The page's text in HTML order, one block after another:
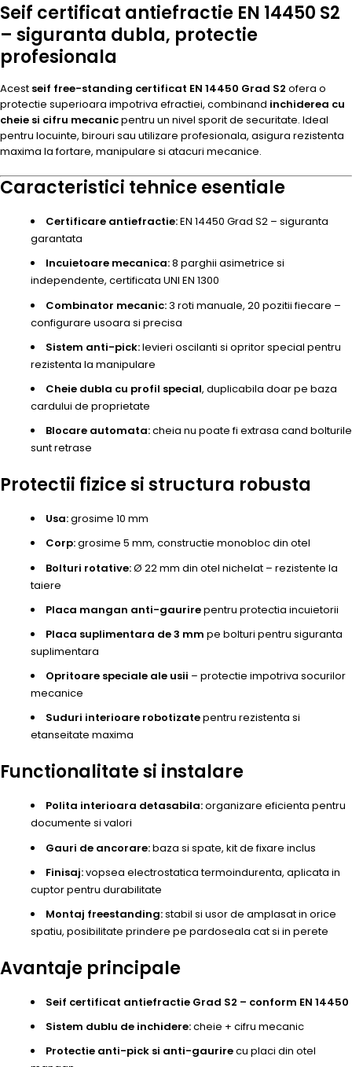
Seif certificat antiefractie EN 14450 S2
– siguranta dubla, protectie
profesionala
Acest seif free-standing certificat EN 14450 Grad S2 ofera o
protectie superioara impotriva efractiei, combinand inchiderea cu
cheie si cifru mecanicpentru un nivel sporit de securitate. Ideal
pentru locuinte, birouri sau utilizare profesionala, asigura rezistenta
maxima la fortare, manipulare si atacuri mecanice.
Caracteristici tehnice esentiale
Certificare antiefractie:EN 14450 Grad S2 – siguranta
garantata
Incuietoare mecanica:8 parghii asimetrice si
independente, certificata UNI EN 1300
Combinator mecanic:3 roti manuale, 20 pozitii fiecare –
configurare usoara si precisa
Sistem anti-pick:levieri oscilanti si opritor special pentru
rezistenta la manipulare
Cheie dubla cu profil special, duplicabila doar pe baza
cardului de proprietate
Blocare automata:cheia nu poate fi extrasa cand bolturile
sunt retrase
Protectii fizice si structura robusta
Usa:grosime 10 mm
Corp:grosime 5 mm, constructie monobloc din otel
Bolturi rotative:Ø 22 mm din otel nichelat – rezistente la
taiere
Placa mangan anti-gaurirepentru protectia incuietorii
Placa suplimentara de 3 mm pe bolturi pentru siguranta
suplimentara
Opritoare speciale ale usii – protectie impotriva socurilor
mecanice
Suduri interioare robotizatepentru rezistenta si
etanseitate maxima
Functionalitate si instalare
Polita interioara detasabila:organizare eficienta pentru
documente si valori
Gauri de ancorare:baza si spate, kit de fixare inclus
Finisaj:vopsea electrostatica termoindurenta, aplicata in
cuptor pentru durabilitate
Montaj freestanding:stabil si usor de amplasat in orice
spatiu, posibilitate prindere pe pardoseala cat si in perete
Avantaje principale
Seif certificat antiefractie Grad S2 – conform EN 14450
Sistem dublu de inchidere:cheie + cifru mecanic
Protectie anti-pick si anti-gaurirecu placi din otel